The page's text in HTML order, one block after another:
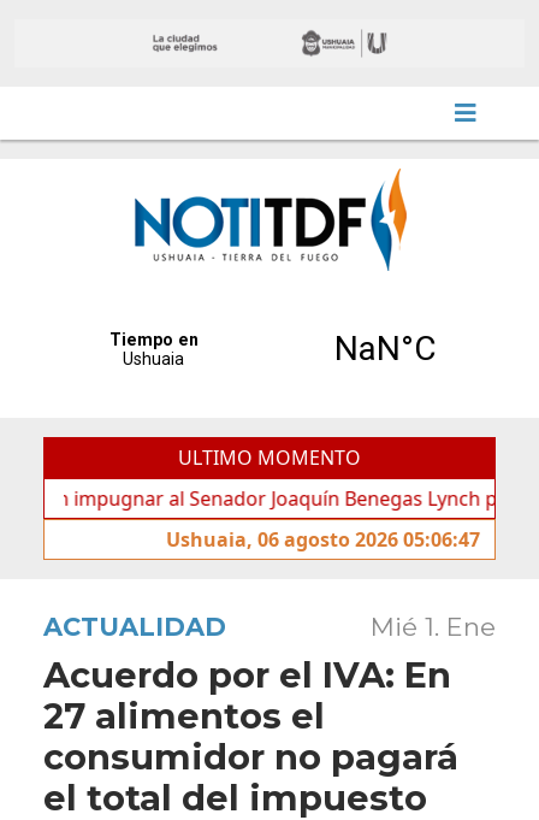
ULTIMO MOMENTO
al Senador Joaquín Benegas Lynch por “conflicto
Ushuaia, 06 agosto 2026 05:06:47
ACTUALIDAD Mié 1. Ene
Acuerdo por el IVA: En
27 alimentos el
consumidor no pagará
el total del impuesto